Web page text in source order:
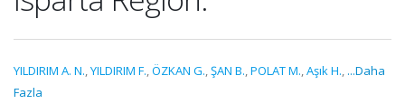
YILDIRIM A. N.,YILDIRIM F.,ÖZKAN G.,ŞAN B.,POLAT M.,Aşık H., ...Daha
Fazla